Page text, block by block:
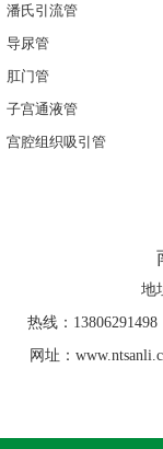
潘氏引流管
导尿管
肛门管
子宫通液管
宫腔组织吸引管
地
热线：
网址：